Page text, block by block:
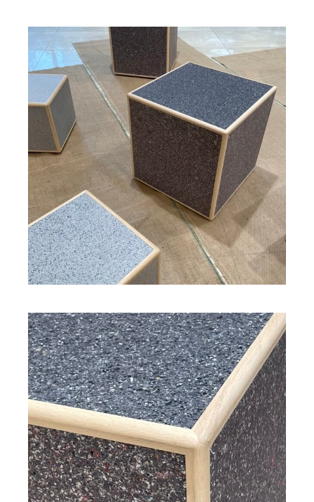
HOME
MISSION
SOLUTION
PRODUCTS
CASE
EXHIBITION
NEWS
EN
JP